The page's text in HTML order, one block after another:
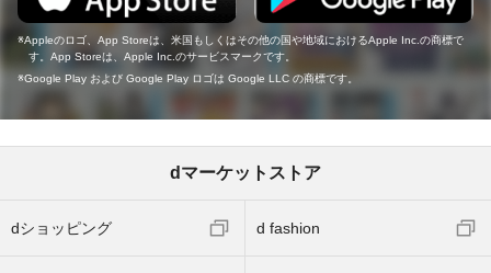
Appleのロゴ、App Storeは、米国もしくはその他の国や地域におけるApple Inc.の商標で
す。App Storeは、Apple Inc.のサービスマークです。
Google Play および Google Play ロゴは Google LLC の商標です。
dマーケットストア
dショッピング d fashion